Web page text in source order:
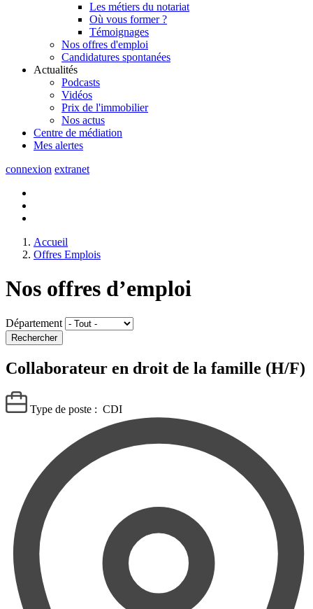
Les métiers du notariat
Où vous former ?
Témoignages
Nos offres d'emploi
Candidatures spontanées
Actualités
Podcasts
Vidéos
Prix de l'immobilier
Nos actus
Centre de médiation
Mes alertes
connexion extranet
Accueil
Offres Emplois
Nos offres d’emploi
Département
Collaborateur en droit de la famille (H/F)
Type de poste : CDI